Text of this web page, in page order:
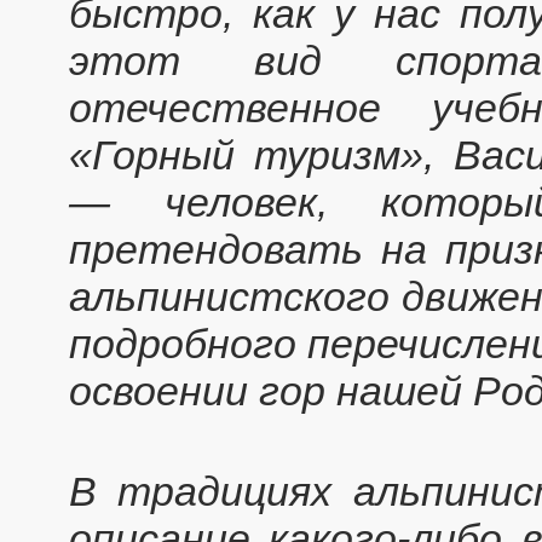
быстро, как у нас
этот вид
отечественное
«Горный туризм»,
— человек,
претендовать на
альпинистского
подробного
освоении гор нашей
В традициях